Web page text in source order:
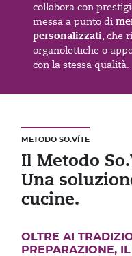
collabora con
messa a punto di
personalizzati, che
organolettiche o
con la stessa qualità.
METODO SO.VÍTE
Il Metodo
Una
cucine.
OLTRE AI
PREPARAZIONE,